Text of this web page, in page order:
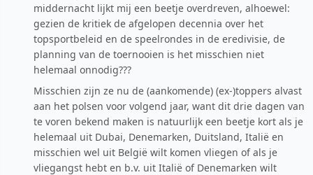
middernacht lijkt mij een beetje overdreven, alhoewel:
gezien de kritiek de afgelopen decennia over het
topsportbeleid en de speelrondes in de eredivisie, de
planning van de toernooien is het misschien niet
helemaal onnodig???
Misschien zijn ze nu de (aankomende) (ex-)toppers alvast
aan het polsen voor volgend jaar, want dit drie dagen van
te voren bekend maken is natuurlijk een beetje kort als je
helemaal uit Dubai, Denemarken, Duitsland, Italië en
misschien wel uit België wilt komen vliegen of als je
vliegangst hebt en b.v. uit Italië of Denemarken wilt